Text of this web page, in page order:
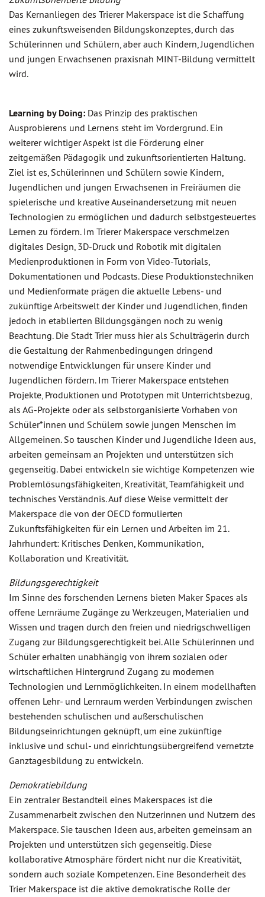
Das Kernanliegen des Trierer Makerspace ist die Schaffung
eines zukunftsweisenden Bildungskonzeptes, durch das
Schülerinnen und Schülern, aber auch Kindern, Jugendlichen
und jungen Erwachsenen praxisnah MINT-Bildung vermittelt
wird.
Learning by Doing: Das Prinzip des praktischen
Ausprobierens und Lernens steht im Vordergrund. Ein
weiterer wichtiger Aspekt ist die Förderung einer
zeitgemäßen Pädagogik und zukunftsorientierten Haltung.
Ziel ist es, Schülerinnen und Schülern sowie Kindern,
Jugendlichen und jungen Erwachsenen in Freiräumen die
spielerische und kreative Auseinandersetzung mit neuen
Technologien zu ermöglichen und dadurch selbstgesteuertes
Lernen zu fördern. Im Trierer Makerspace verschmelzen
digitales Design, 3D-Druck und Robotik mit digitalen
Medienproduktionen in Form von Video-Tutorials,
Dokumentationen und Podcasts. Diese Produktionstechniken
und Medienformate prägen die aktuelle Lebens- und
zukünftige Arbeitswelt der Kinder und Jugendlichen, finden
jedoch in etablierten Bildungsgängen noch zu wenig
Beachtung. Die Stadt Trier muss hier als Schulträgerin durch
die Gestaltung der Rahmenbedingungen dringend
notwendige Entwicklungen für unsere Kinder und
Jugendlichen fördern. Im Trierer Makerspace entstehen
Projekte, Produktionen und Prototypen mit Unterrichtsbezug,
als AG-Projekte oder als selbstorganisierte Vorhaben von
Schüler*innen und Schülern sowie jungen Menschen im
Allgemeinen. So tauschen Kinder und Jugendliche Ideen aus,
arbeiten gemeinsam an Projekten und unterstützen sich
gegenseitig. Dabei entwickeln sie wichtige Kompetenzen wie
Problemlösungsfähigkeiten, Kreativität, Teamfähigkeit und
technisches Verständnis. Auf diese Weise vermittelt der
Makerspace die von der OECD formulierten
Zukunftsfähigkeiten für ein Lernen und Arbeiten im 21.
Jahrhundert: Kritisches Denken, Kommunikation,
Kollaboration und Kreativität.
Bildungsgerechtigkeit
Im Sinne des forschenden Lernens bieten Maker Spaces als
offene Lernräume Zugänge zu Werkzeugen, Materialien und
Wissen und tragen durch den freien und niedrigschwelligen
Zugang zur Bildungsgerechtigkeit bei. Alle Schülerinnen und
Schüler erhalten unabhängig von ihrem sozialen oder
wirtschaftlichen Hintergrund Zugang zu modernen
Technologien und Lernmöglichkeiten. In einem modellhaften
offenen Lehr- und Lernraum werden Verbindungen zwischen
bestehenden schulischen und außerschulischen
Bildungseinrichtungen geknüpft, um eine zukünftige
inklusive und schul- und einrichtungsübergreifend vernetzte
Ganztagesbildung zu entwickeln.
Demokratiebildung
Ein zentraler Bestandteil eines Makerspaces ist die
Zusammenarbeit zwischen den Nutzerinnen und Nutzern des
Makerspace. Sie tauschen Ideen aus, arbeiten gemeinsam an
Projekten und unterstützen sich gegenseitig. Diese
kollaborative Atmosphäre fördert nicht nur die Kreativität,
sondern auch soziale Kompetenzen. Eine Besonderheit des
Trier Makerspace ist die aktive demokratische Rolle der